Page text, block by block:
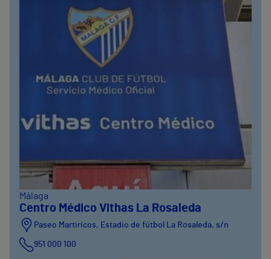
Málaga
Centro Médico Vithas La Rosaleda
Paseo Martiricos, Estadio de fútbol La Rosaleda, s/n
951 000 100